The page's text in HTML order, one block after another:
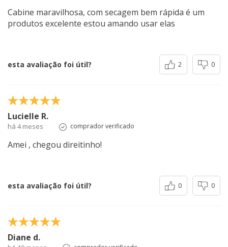
Cabine maravilhosa, com secagem bem rápida é um
produtos excelente estou amando usar elas
esta avaliação foi útil? 2 0
Lucielle R.
há 4 meses comprador verificado
Amei , chegou direitinho!
esta avaliação foi útil? 0 0
Diane d.